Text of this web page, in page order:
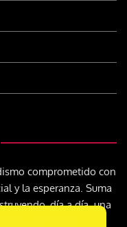
comprometido con
y la esperanza. Suma
día a día, una
del trabajo